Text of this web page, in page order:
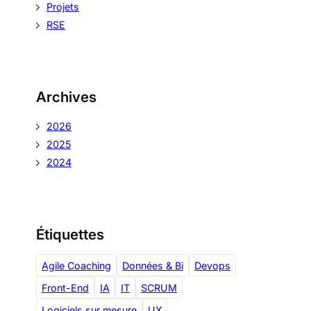
h
e
Projets
RSE
Archives
2026
2025
2024
Étiquettes
Agile Coaching Données & Bi
Devops
Front-End
IA IT
SCRUM